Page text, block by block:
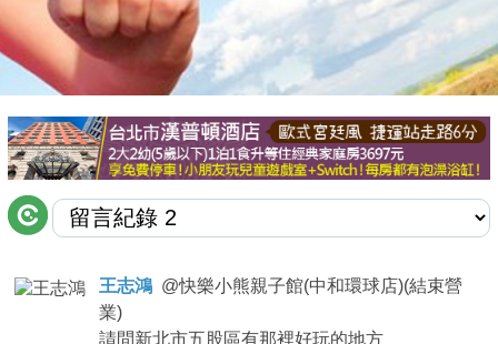
商家合作
推薦景點
討論區
聯絡我們
APP下載
王志鴻 @快樂小熊親子館(中和環球店)(結束營
業)
請問新北市五股區有那裡好玩的地方